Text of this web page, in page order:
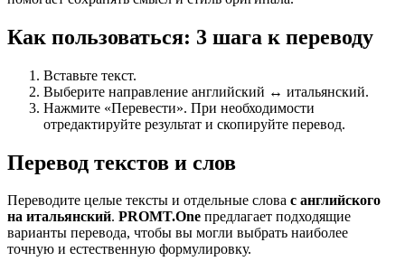
Как пользоваться: 3 шага к переводу
Вставьте текст.
Выберите направление английский ↔ итальянский.
Нажмите «Перевести». При необходимости
отредактируйте результат и скопируйте перевод.
Перевод текстов и слов
Переводите целые тексты и отдельные слова с английского
на итальянский. PROMT.One предлагает подходящие
варианты перевода, чтобы вы могли выбрать наиболее
точную и естественную формулировку.